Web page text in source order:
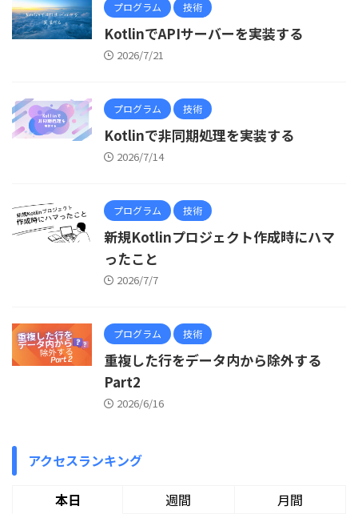
プログラム 技術
KotlinでAPIサーバーを実装する
2026/7/21
プログラム 技術
Kotlinで非同期処理を実装する
2026/7/14
プログラム 技術
新規Kotlinプロジェクト作成時にハマ
ったこと
2026/7/7
プログラム 技術
重複した行をデータ内から除外する
Part2
2026/6/16
アクセスランキング
本日 週間 月間